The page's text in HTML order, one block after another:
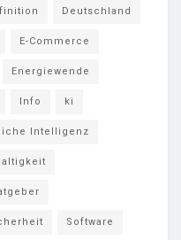
Deutschland
E-Commerce
Energiewende
Info ki
Intelligenz
Software